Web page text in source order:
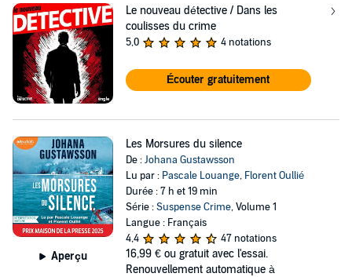
Le nouveau détective / Dans les
coulisses du crime
5,0 4 notations
Écouter gratuitement
Aperçu
Les Morsures du silence
De :Johana Gustawsson
Lu par : Pascale Louange, Florent Oullié
Durée : 7 h et 19 min
Série :Suspense Crime, Volume 1
Langue : Français
4,4
47 notations
16,99 € ou gratuit avec l'essai.
Renouvellement automatique à